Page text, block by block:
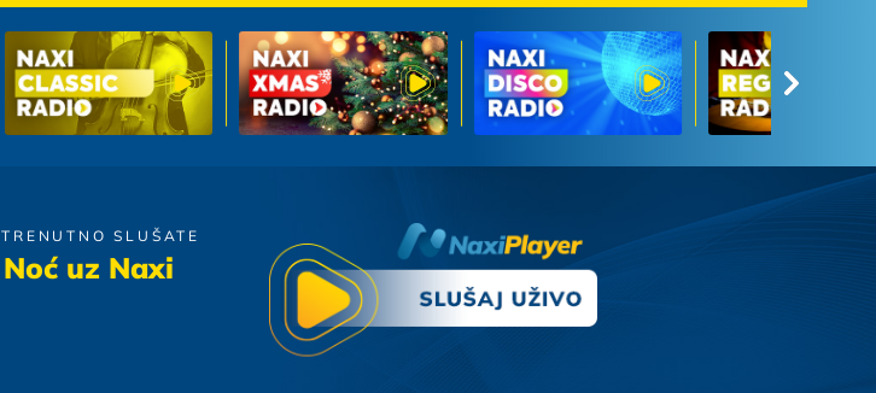
TRENUTNO SLUŠATE
Noć uz Naxi
Zeljko Joksimovic